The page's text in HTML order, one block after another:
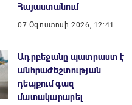
Հայաստանում
07 Օգոստոսի 2026, 12:41
Ադրբեջանը պատրաստ է
անհրաժեշտության
դեպքում գազ
մատակարարել